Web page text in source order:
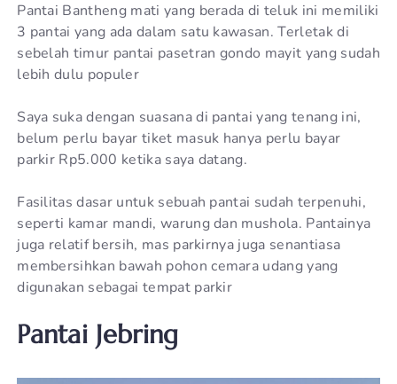
Pantai Bantheng mati yang berada di teluk ini memiliki
3 pantai yang ada dalam satu kawasan. Terletak di
sebelah timur pantai pasetran gondo mayit yang sudah
lebih dulu populer
Saya suka dengan suasana di pantai yang tenang ini,
belum perlu bayar tiket masuk hanya perlu bayar
parkir Rp5.000 ketika saya datang.
Fasilitas dasar untuk sebuah pantai sudah terpenuhi,
seperti kamar mandi, warung dan mushola. Pantainya
juga relatif bersih, mas parkirnya juga senantiasa
membersihkan bawah pohon cemara udang yang
digunakan sebagai tempat parkir
Pantai Jebring